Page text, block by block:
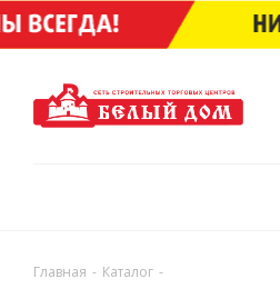
Главная - Каталог -